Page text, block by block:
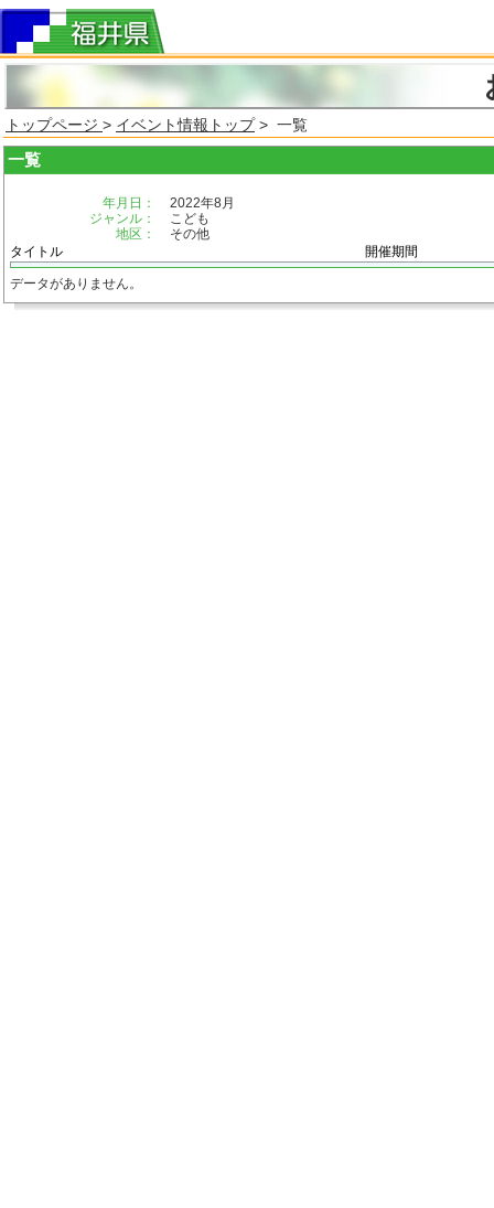
トップページ > イベント情報トップ> 一覧
一覧
年月日：
2022年8月
ジャンル：
こども
地区：
その他
タイトル
開催期間
データがありません。